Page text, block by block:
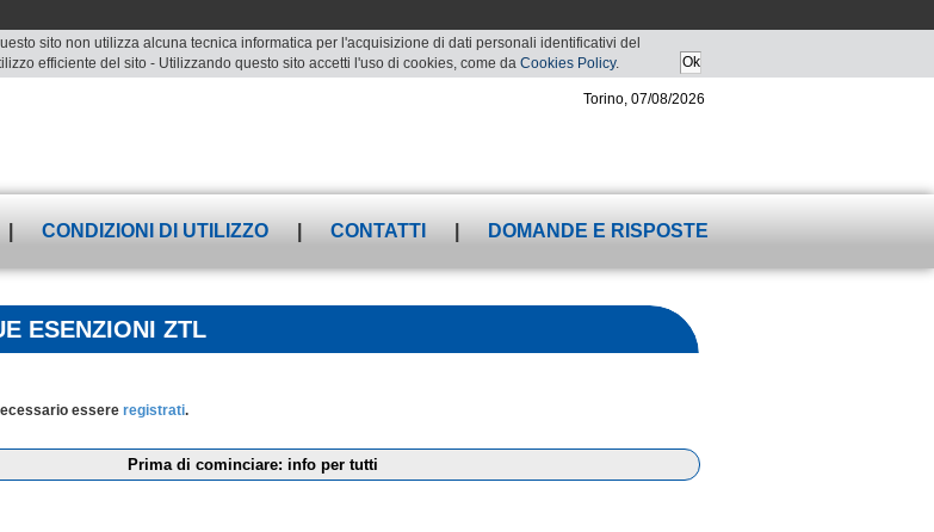
sito non utilizza alcuna tecnica informatica per l'acquisizione di dati personali identificativi del
efficiente del sito - Utilizzando questo sito accetti l'uso di cookies, come da Cookies Policy.
Torino, 07/08/2026
CONDIZIONI DI UTILIZZO CONTATTI DOMANDE E RISPOSTE
ESENZIONI ZTL
essere registrati.
Prima di cominciare: info per tutti